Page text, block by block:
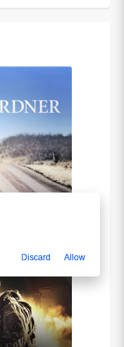
Discard Allow